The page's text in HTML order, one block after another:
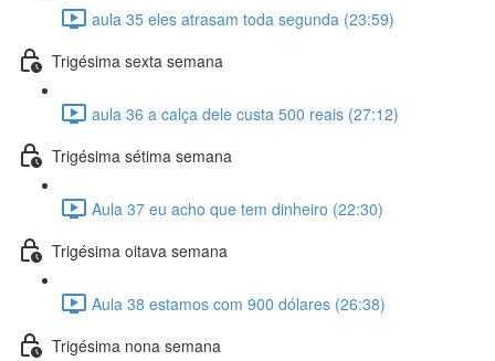
aula 35 eles atrasam toda segunda (23:59)
Trigésima sexta semana
aula 36 a calça dele custa 500 reais (27:12)
Trigésima sétima semana
Aula 37 eu acho que tem dinheiro (22:30)
Trigésima oitava semana
Aula 38 estamos com 900 dólares (26:38)
Trigésima nona semana